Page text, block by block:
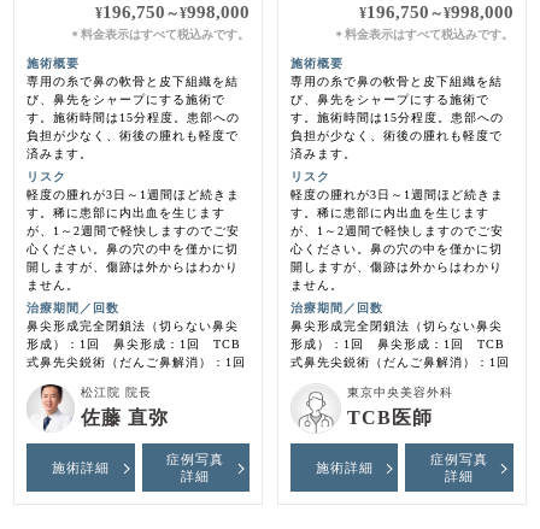
¥196,750 ～¥998,000
＊料金表示はすべて税込みです。
施術概要
専用の糸で鼻の軟骨と皮下組織を結
び、鼻先をシャープにする施術で
す。施術時間は15分程度。患部への
負担が少なく、術後の腫れも軽度で
済みます。
リスク
軽度の腫れが3日～1週間ほど続きま
す。稀に患部に内出血を生じます
が、1～2週間で軽快しますのでご安
心ください。鼻の穴の中を僅かに切
開しますが、傷跡は外からはわかり
ません。
治療期間／回数
鼻尖形成完全閉鎖法（切らない鼻尖
形成）：1回 鼻尖形成：1回 TCB
式鼻先尖鋭術（だんご鼻解消）：1回
松江院 院長
佐藤 直弥
施術詳細
症例写真
詳細
¥196,750 ～¥998,000
＊ 料金表示はすべて税込みです。
施術概要
専用の糸で鼻の軟骨と皮下組織を結
び、鼻先をシャープにする施術で
す。施術時間は15分程度。患部への
負担が少なく、術後の腫れも軽度で
済みます。
リスク
軽度の腫れが3日～1週間ほど続きま
す。稀に患部に内出血を生じます
が、1～2週間で軽快しますのでご安
心ください。鼻の穴の中を僅かに切
開しますが、傷跡は外からはわかり
ません。
治療期間／回数
鼻尖形成完全閉鎖法（切らない鼻尖
形成）：1回 鼻尖形成：1回 TCB
式鼻先尖鋭術（だんご鼻解消）：1回
東京中央美容外科
TCB医師
施術詳細
症例写真
詳細